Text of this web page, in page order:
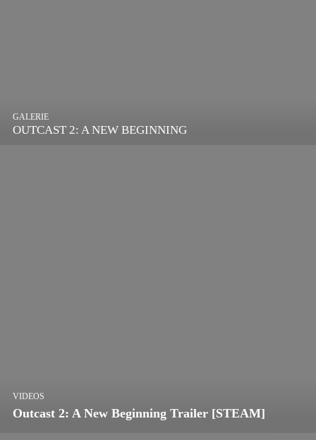
OUTCAST 2: A NEW BEGINNING
GALERIE
Outcast 2: A New Beginning Trailer [STEAM]
VIDEOS